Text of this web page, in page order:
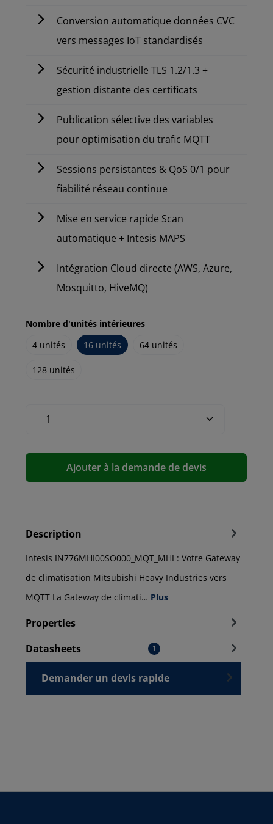
Conversion automatique données CVC
vers messages IoT standardisés
Sécurité industrielle TLS 1.2/1.3 +
gestion distante des certificats
Publication sélective des variables
pour optimisation du trafic MQTT
Sessions persistantes & QoS 0/1 pour
fiabilité réseau continue
Mise en service rapide Scan
automatique + Intesis MAPS
Intégration Cloud directe (AWS, Azure,
Mosquitto, HiveMQ)
Nombre d'unités intérieures
4 unités
16 unités 64 unités
128 unités
Ajouter à la demande de devis
Description
Intesis IN776MHI00SO000_MQT_MHI : Votre Gateway
de climatisation Mitsubishi Heavy Industries vers
MQTT La Gateway de climati… Plus
Properties
Datasheets
1
Demander un devis rapide